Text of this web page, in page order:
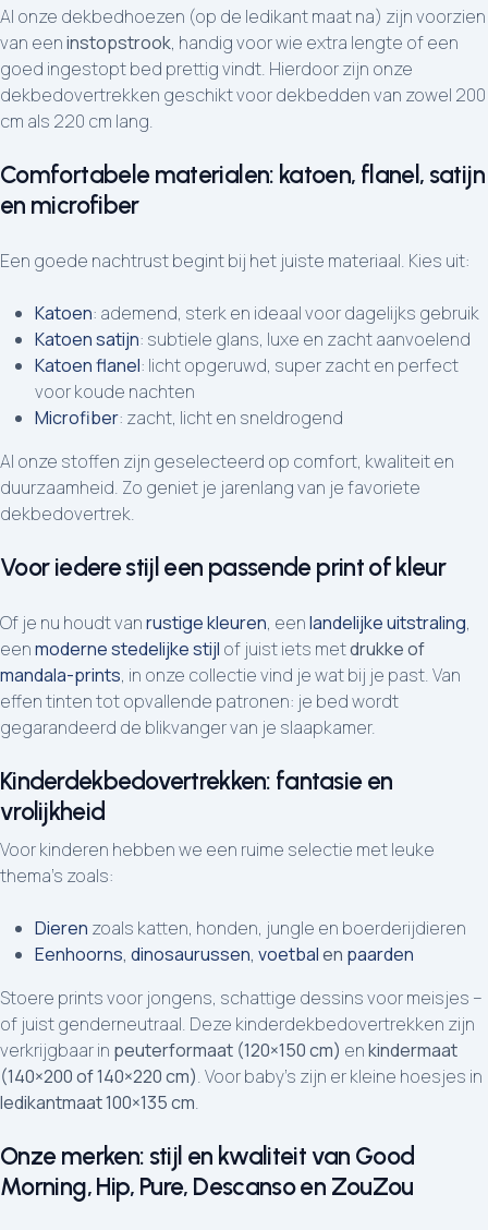
Al onze dekbedhoezen (op de ledikant maat na) zijn voorzien
van eeninstopstrook, handig voor wie extra lengte of een
goed ingestopt bed prettig vindt. Hierdoor zijn onze
dekbedovertrekken geschikt voor dekbedden van zowel 200
cm als 220 cm lang.
Comfortabele materialen: katoen, flanel, satijn
en microfiber
Een goede nachtrust begint bij het juiste materiaal. Kies uit:
Katoen: ademend, sterk en ideaal voor dagelijks gebruik
Katoen satijn: subtiele glans, luxe en zacht aanvoelend
Katoen flanel: licht opgeruwd, super zacht en perfect
voor koude nachten
Microfiber: zacht, licht en sneldrogend
Al onze stoffen zijn geselecteerd op comfort, kwaliteit en
duurzaamheid. Zo geniet je jarenlang van je favoriete
dekbedovertrek.
Voor iedere stijl een passende print of kleur
Of je nu houdt vanrustige kleuren, eenlandelijke uitstraling,
eenmoderne stedelijke stijl of juist iets metdrukke of
mandala-prints, in onze collectie vind je wat bij je past. Van
effen tinten tot opvallende patronen: je bed wordt
gegarandeerd de blikvanger van je slaapkamer.
Kinderdekbedovertrekken: fantasie en
vrolijkheid
Voor kinderen hebben we een ruime selectie met leuke
thema’s zoals:
Dieren zoals katten, honden, jungle en boerderijdieren
Eenhoorns, dinosaurussen, voetbalen paarden
Stoere prints voor jongens, schattige dessins voor meisjes –
of juist genderneutraal. Deze kinderdekbedovertrekken zijn
verkrijgbaar in peuterformaat (120×150 cm) enkindermaat
(140×200 of 140×220 cm). Voor baby’s zijn er kleine hoesjes in
ledikantmaat 100×135 cm.
Onze merken: stijl en kwaliteit van Good
Morning, Hip, Pure, Descanso en ZouZou